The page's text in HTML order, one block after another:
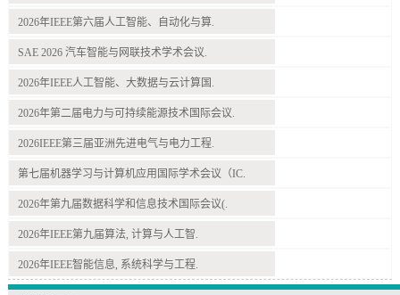
2026年IEEE第六届人工智能、自动化与算.
SAE 2026 汽车智能与网联技术学术会议.
2026年IEEE人工智能、大数据与云计算国.
2026年第二届电力与可持续能源技术国际会议.
2026IEEE第三届亚洲先进电气与电力工程.
第七届机器学习与计算机应用国际学术会议（IC.
2026年第九届数据科学和信息技术国际会议(.
2026年IEEE第九届算法, 计算与人工智.
2026年IEEE智能信息, 系统科学与工程.